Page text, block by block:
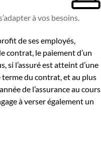
à vos besoins.
de ses employés,
contrat, le paiement d’un
si l’assuré est atteint d’une
du contrat, et au plus
de l’assurance au cours
à verser également un